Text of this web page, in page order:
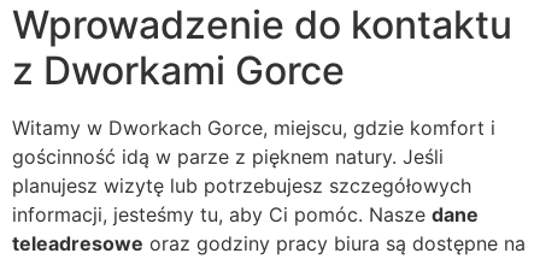
Wprowadzenie do kontaktu
z Dworkami Gorce
Witamy w Dworkach Gorce, miejscu, gdzie komfort i
gościnność idą w parze z pięknem natury. Jeśli
planujesz wizytę lub potrzebujesz szczegółowych
informacji, jesteśmy tu, aby Ci pomóc. Nasze dane
teleadresowe oraz godziny pracy biura są dostępne na